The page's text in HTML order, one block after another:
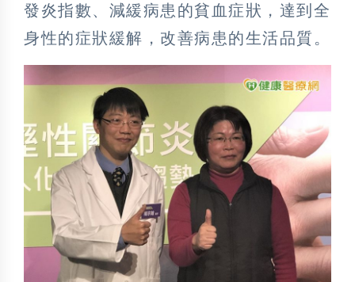
發炎指數、減緩病患的貧血症狀，達到全
身性的症狀緩解，改善病患的生活品質。